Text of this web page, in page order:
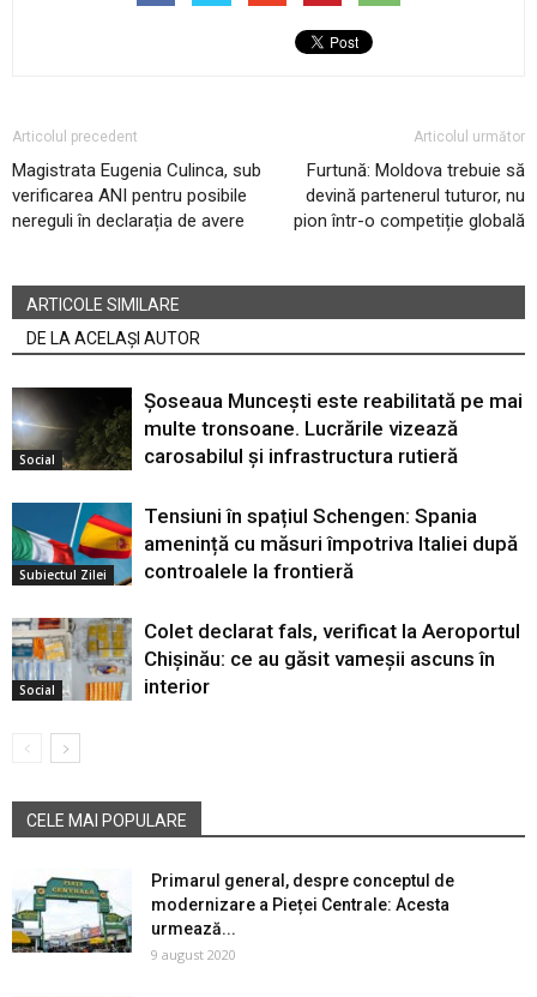
Articolul precedent
Magistrata Eugenia Culinca, sub
verificarea ANI pentru posibile
nereguli în declarația de avere
Articolul următor
Furtună: Moldova trebuie să
devină partenerul tuturor, nu
pion într-o competiție globală
ARTICOLE SIMILARE
DE LA ACELAȘI AUTOR
Social
Șoseaua Muncești este reabilitată pe mai
multe tronsoane. Lucrările vizează
carosabilul și infrastructura rutieră
Subiectul Zilei
Tensiuni în spațiul Schengen: Spania
amenință cu măsuri împotriva Italiei după
controalele la frontieră
Social
Colet declarat fals, verificat la Aeroportul
Chișinău: ce au găsit vameșii ascuns în
interior
CELE MAI POPULARE
Primarul general, despre conceptul de
modernizare a Pieței Centrale: Acesta
urmează...
9 august 2020